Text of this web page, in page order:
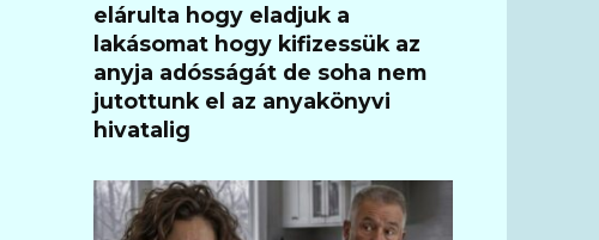
elárulta hogy eladjuk a
lakásomat hogy kifizessük az
anyja adósságát de soha nem
jutottunk el az anyakönyvi
hivatalig